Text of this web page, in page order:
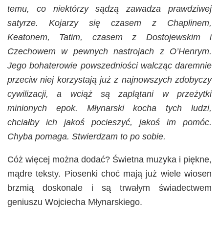
temu, co niektórzy sądzą zawadza prawdziwej
satyrze. Kojarzy się czasem z Chaplinem,
Keatonem, Tatim, czasem z Dostojewskim i
Czechowem w pewnych nastrojach z O’Henrym.
Jego bohaterowie powszedniości walcząc daremnie
przeciw niej korzystają już z najnowszych zdobyczy
cywilizacji, a wciąż są zaplątani w przeżytki
minionych epok. Młynarski kocha tych ludzi,
chciałby ich jakoś pocieszyć, jakoś im pomóc.
Chyba pomaga. Stwierdzam to po sobie.
Cóż więcej można dodać? Świetna muzyka i piękne,
mądre teksty. Piosenki choć mają już wiele wiosen
brzmią doskonale i są trwałym świadectwem
geniuszu Wojciecha Młynarskiego.